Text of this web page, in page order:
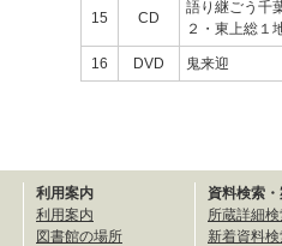
15 CD
語り継ごう千
２・東上
16 DVD 鬼
利用案内
利用案内
図書館の場所
資料検索
所蔵詳細
新着資料